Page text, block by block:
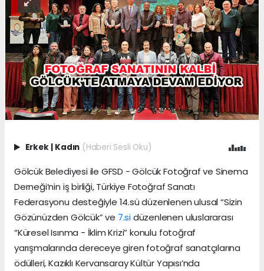
Erkek | Kadın (Haberi Sesli Oku)
Gölcük Belediyesi ile GFSD - Gölcük Fotoğraf ve Sinema
Derneği’nin iş birliği, Türkiye Fotoğraf Sanatı
Federasyonu desteğiyle 14.sü düzenlenen ulusal “Sizin
Gözünüzden Gölcük” ve 7.sidüzenlenen uluslararası
“Küresel Isınma - İklim Krizi” konulu fotoğraf
yarışmalarında dereceye giren fotoğraf sanatçılarına
ödülleri, Kazıklı Kervansaray Kültür Yapısı’nda